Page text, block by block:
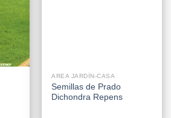
AREA JARDÍN-CASA
Semillas de Prado
Dichondra Repens